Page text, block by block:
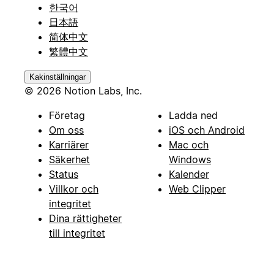
한국어
日本語
简体中文
繁體中文
Kakinställningar
© 2026 Notion Labs, Inc.
Företag
Om oss
Karriärer
Säkerhet
Status
Villkor och
integritet
Dina rättigheter
till integritet
Ladda ned
iOS och Android
Mac och
Windows
Kalender
Web Clipper